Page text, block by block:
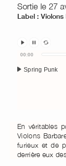
Sortie le 27
Label :
Audio
Player
Spring Punk
00:00
En véritables
Violons
furieux et de
derrière eux